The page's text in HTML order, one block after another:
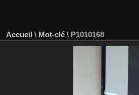
Accueil \ Mot-clé \ P1010168